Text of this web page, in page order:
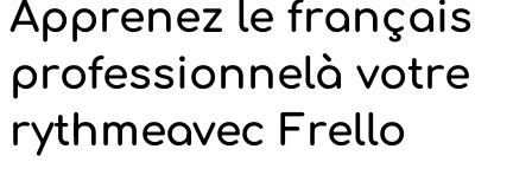
Apprenez le français
professionnelà votre
rythmeavec Frello